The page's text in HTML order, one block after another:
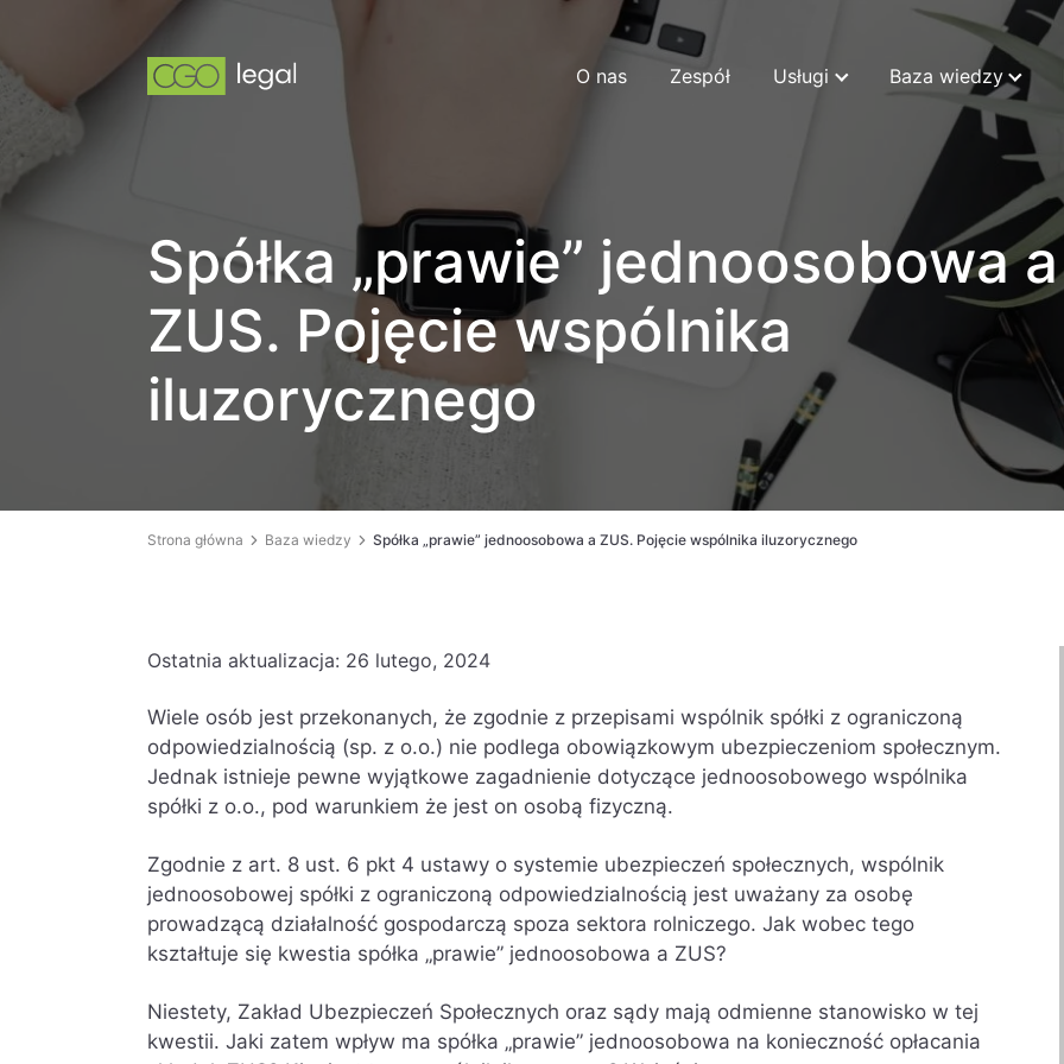
O nas Zespół Usługi Baza wiedzy
Spółka „prawie” jednoosobowa a
ZUS. Pojęcie wspólnika
iluzorycznego
Strona główna Baza wiedzy Spółka „prawie” jednoosobowa a ZUS. Pojęcie wspólnika iluzorycznego
Ostatnia aktualizacja: 26 lutego, 2024
Wiele osób jest przekonanych, że zgodnie z przepisami wspólnik spółki z ograniczoną
odpowiedzialnością (sp. z o.o.) nie podlega obowiązkowym ubezpieczeniom społecznym.
Jednak istnieje pewne wyjątkowe zagadnienie dotyczące jednoosobowego wspólnika
spółki z o.o., pod warunkiem że jest on osobą fizyczną.
Zgodnie z art. 8 ust. 6 pkt 4 ustawy o systemie ubezpieczeń społecznych, wspólnik
jednoosobowej spółki z ograniczoną odpowiedzialnością jest uważany za osobę
prowadzącą działalność gospodarczą spoza sektora rolniczego. Jak wobec tego
kształtuje się kwestia spółka „prawie” jednoosobowa a ZUS?
Niestety, Zakład Ubezpieczeń Społecznych oraz sądy mają odmienne stanowisko w tej
kwestii. Jaki zatem wpływ ma spółka „prawie” jednoosobowa na konieczność opłacania